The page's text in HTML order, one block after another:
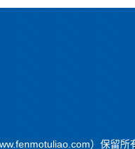
）保留所